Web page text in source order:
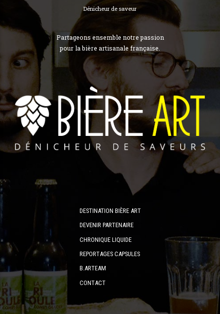
Dénicheur de saveur
Partageons ensemble notre passion
pour la bière artisanale française.
DESTINATION BIÈRE ART
DEVENIR PARTENAIRE
CHRONIQUE LIQUIDE
REPORTAGES CAPSULES
B.ARTEAM
CONTACT